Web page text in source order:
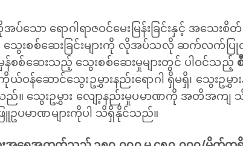
ော ရောဂါရာဇဝင်မေးမြန်းခြင်းနှင့် အသေးစိတ်
ေးစစ်ဆေးခြင်းများကို လိုအပ်သလို ဆက်လက်ပြု
န်စစ်ဆေးသည့် သွေးစစ်ဆေးမှုများတွင် ပါဝင်သည့်
ယ်ဝန်ဆောင်သွေးဥမွှားနည်း‌ရောဂါ ရှိမရှိ၊ သွေးဥမွှာ
ည်။ သွေးဥမွှား လျော့နည်းမှုပမာဏကို အတိအက
ဖြူဥပမာဏများကိုပါ သိရှိနိုင်သည်။